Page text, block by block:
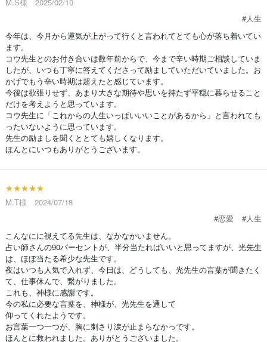
M.S様 2025/02/10
#人生
今年は、今月から運気が上がって行くと言われてとても心が落ち着いてい
ます。
コウ先生とのお付き合いは数年前からで、今まで辛い時期ご相談していま
したが、いつも丁寧に答えてくださって励ましていただいていました。お
かげでもう辛い時期は超えたと感じています。
今後は欲張りせず、あまり大きな期待や思いを持たず平穏に暮らせること
だけを考えようと思っています。
コウ先生に「これからの人生いっぱいいいことがあるから」と言われても
ったいないように思っています。
先生の励ましを聞くととても嬉しくなります。
ほんとにいつもありがとうございます。
★★★★★
M.T様 2024/07/18
#恋愛
#人生
こんなにに視えてる先生は、なかなかいません。
占い師さんの90パーセントが、半分当たればいいと思ってますが、光先生
は、ほぼ当たる希少な先生です。
夜はいつも人気で入れず、今日は、どうしても、光先生の言葉が聞きたく
て、仕事休んで、繋がりました。
これも、神様に感謝です。
今の私に必要な言葉を、神様が、光先生を通して
仰ってくれたようです。
お言葉一つ一つが、胸に刺さり涙が止まらなかっです。
ほんとに救われました。ありがとうございました。